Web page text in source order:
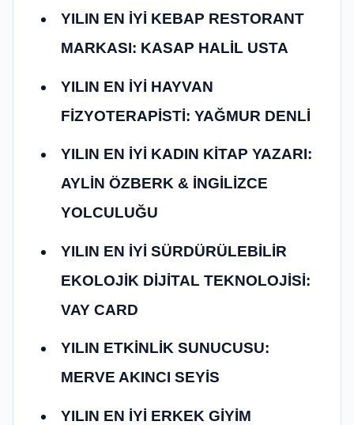
YILIN EN İYİ KEBAP RESTORANT
MARKASI: KASAP HALİL USTA
YILIN EN İYİ HAYVAN
FİZYOTERAPİSTİ: YAĞMUR DENLİ
YILIN EN İYİ KADIN KİTAP YAZARI:
AYLİN ÖZBERK & İNGİLİZCE
YOLCULUĞU
YILIN EN İYİ SÜRDÜRÜLEBİLİR
EKOLOJİK DİJİTAL TEKNOLOJİSİ:
VAY CARD
YILIN ETKİNLİK SUNUCUSU:
MERVE AKINCI SEYİS
YILIN EN İYİ ERKEK GİYİM